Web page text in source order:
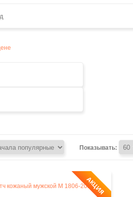
Показывать:
АКЦИЯ